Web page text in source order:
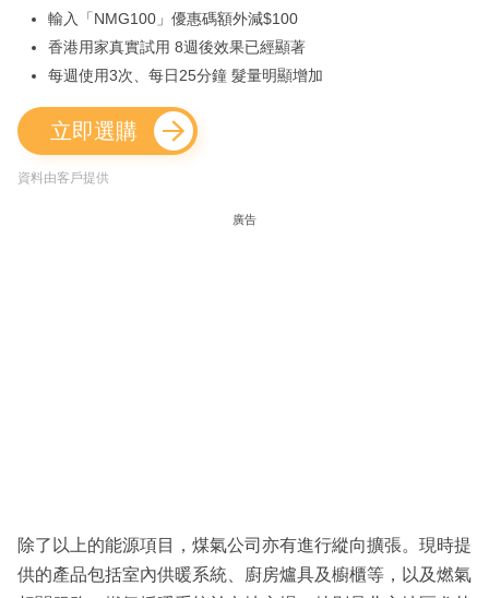
輸入「NMG100」優惠碼額外減$100
香港用家真實試用 8週後效果已經顯著
每週使用3次、每日25分鐘 髮量明顯增加
立即選購
資料由客戶提供
廣告
除了以上的能源項目，煤氣公司亦有進行縱向擴張。現時提
供的產品包括室內供暖系統、廚房爐具及櫥櫃等，以及燃氣